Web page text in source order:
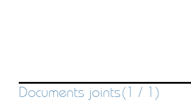
Documents joints(1 / 1)